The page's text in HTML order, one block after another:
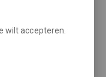
wilt accepteren.